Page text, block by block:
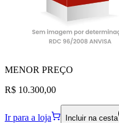
MENOR PREÇO
R$ 10.300,00
Ir para a loja Incluir na cesta